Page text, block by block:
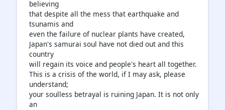
believing
that despite all the mess that earthquake and
tsunamis and
even the failure of nuclear plants have created,
Japan's samurai soul have not died out and this
country
will regain its voice and people's heart all together.
This is a crisis of the world, if I may ask, please
understand;
your soulless betrayal is ruining Japan. It is not only
an